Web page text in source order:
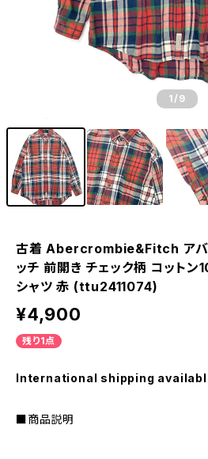
1 /9
古着 Abercrombie&Fitch アバ
ッチ 前開き チェック柄 コット
シャツ 赤 (ttu2411074)
¥4,900
残り1点
International shipping
■商品説明